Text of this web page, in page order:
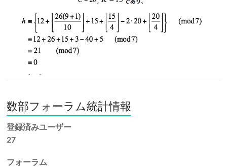
数部フォーラム統計情報
登録済みユーザー
27
フォーラム